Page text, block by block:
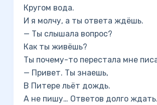
Кругом вода.
И я молчу, а ты ответа ждёшь.
— Ты слышала вопрос?
Как ты живёшь?
Ты почему-то перестала мне
— Привет. Ты знаешь,
В Питере льёт дождь.
А не пишу… Ответов долго